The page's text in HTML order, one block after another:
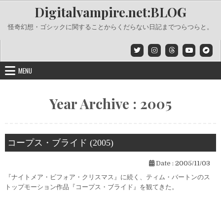
content
Digitalvampire.net:BLOG
怪奇幻想・ゴシックに関することからくだらない日記までつらつらと。
MENU
Year Archive : 2005
コープス・ブライド (2005)
Date : 2005/11/03
『ナイトメア・ビフォア・クリスマス』に続く、ティム・バートンのス
トップモーション作品『コープス・ブライド』を観てきた。